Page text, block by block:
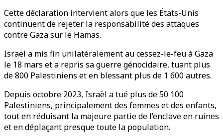
Cette déclaration intervient alors que les États-Unis
continuent de rejeter la responsabilité des attaques
contre Gaza sur le Hamas.
Israël a mis fin unilatéralement au cessez-le-feu à Gaza
le 18 mars et a repris sa guerre génocidaire, tuant plus
de 800 Palestiniens et en blessant plus de 1 600 autres.
Depuis octobre 2023, Israël a tué plus de 50 100
Palestiniens, principalement des femmes et des enfants,
tout en réduisant la majeure partie de l’enclave en ruines
et en déplaçant presque toute la population.